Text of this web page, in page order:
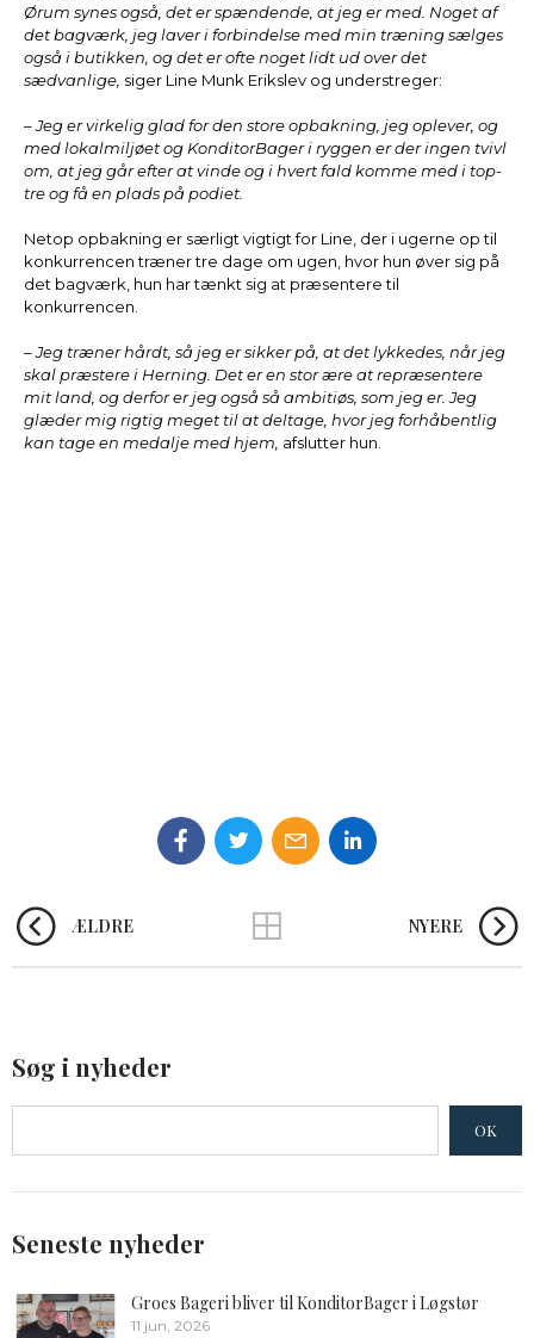
Ørum synes også, det er spændende, at jeg er med. Noget af
det bagværk, jeg laver i forbindelse med min træning sælges
også i butikken, og det er ofte noget lidt ud over det
sædvanlige, siger Line Munk Erikslev og understreger:
– Jeg er virkelig glad for den store opbakning, jeg oplever, og
med lokalmiljøet og KonditorBager i ryggen er der ingen tvivl
om, at jeg går efter at vinde og i hvert fald komme med i top-
tre og få en plads på podiet.
Netop opbakning er særligt vigtigt for Line, der i ugerne op til
konkurrencen træner tre dage om ugen, hvor hun øver sig på
det bagværk, hun har tænkt sig at præsentere til
konkurrencen.
– Jeg træner hårdt, så jeg er sikker på, at det lykkedes, når jeg
skal præstere i Herning. Det er en stor ære at repræsentere
mit land, og derfor er jeg også så ambitiøs, som jeg er. Jeg
glæder mig rigtig meget til at deltage, hvor jeg forhåbentlig
kan tage en medalje med hjem, afslutter hun.
ÆLDRE NYERE
Søg i nyheder
OK
Seneste nyheder
Groes Bageri bliver til KonditorBager i Løgstør
11 jun, 2026